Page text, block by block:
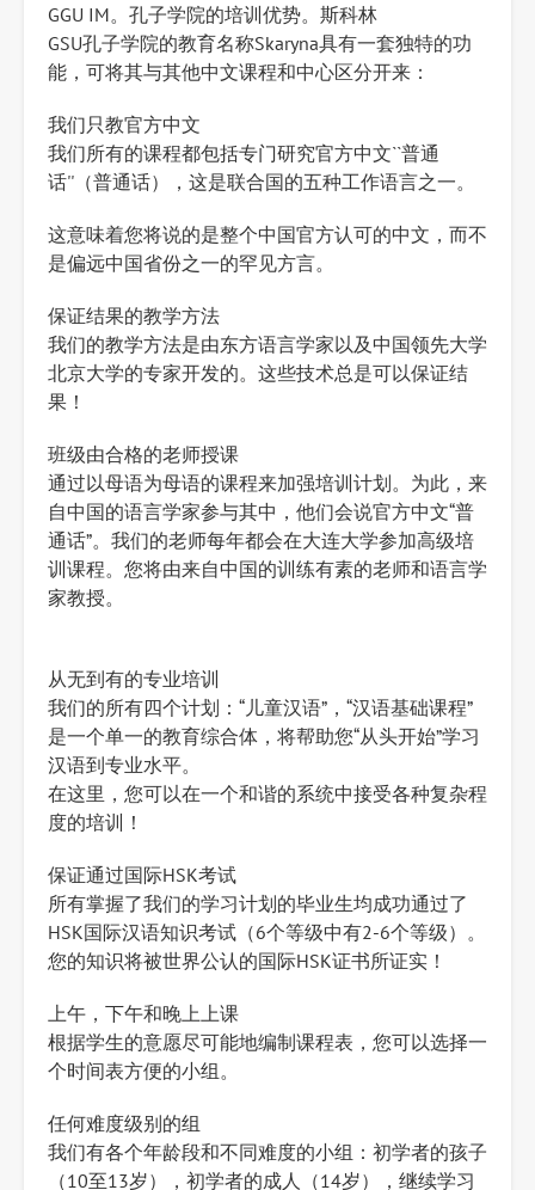
GGU IM。孔子学院的培训优势。斯科林
GSU孔子学院的教育名称Skaryna具有一套独特的功
能，可将其与其他中文课程和中心区分开来：
我们只教官方中文
我们所有的课程都包括专门研究官方中文``普通
话''（普通话），这是联合国的五种工作语言之一。
这意味着您将说的是整个中国官方认可的中文，而不
是偏远中国省份之一的罕见方言。
保证结果的教学方法
我们的教学方法是由东方语言学家以及中国领先大学
北京大学的专家开发的。这些技术总是可以保证结
果！
班级由合格的老师授课
通过以母语为母语的课程来加强培训计划。为此，来
自中国的语言学家参与其中，他们会说官方中文“普
通话”。我们的老师每年都会在大连大学参加高级培
训课程。您将由来自中国的训练有素的老师和语言学
家教授。
从无到有的专业培训
我们的所有四个计划：“儿童汉语”，“汉语基础课程”
是一个单一的教育综合体，将帮助您“从头开始”学习
汉语到专业水平。
在这里，您可以在一个和谐的系统中接受各种复杂程
度的培训！
保证通过国际HSK考试
所有掌握了我们的学习计划的毕业生均成功通过了
HSK国际汉语知识考试（6个等级中有2-6个等级）。
您的知识将被世界公认的国际HSK证书所证实！
上午，下午和晚上上课
根据学生的意愿尽可能地编制课程表，您可以选择一
个时间表方便的小组。
任何难度级别的组
我们有各个年龄段和不同难度的小组：初学者的孩子
（10至13岁），初学者的成人（14岁），继续学习